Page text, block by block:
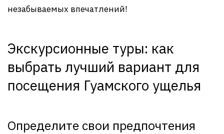
незабываемых впечатлений!
Экскурсионные туры: как
выбрать лучший вариант для
посещения Гуамского ущелья
Определите свои предпочтения